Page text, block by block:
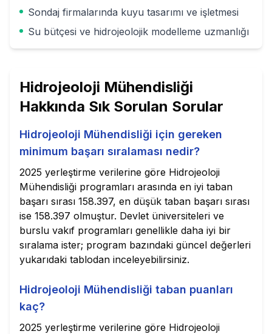
Sondaj firmalarında kuyu tasarımı ve işletmesi
Su bütçesi ve hidrojeolojik modelleme uzmanlığı
Hidrojeoloji Mühendisliği
Hakkında Sık Sorulan Sorular
Hidrojeoloji Mühendisliği için gereken
minimum başarı sıralaması nedir?
2025 yerleştirme verilerine göre Hidrojeoloji
Mühendisliği programları arasında en iyi taban
başarı sırası 158.397, en düşük taban başarı sırası
ise 158.397 olmuştur. Devlet üniversiteleri ve
burslu vakıf programları genellikle daha iyi bir
sıralama ister; program bazındaki güncel değerleri
yukarıdaki tablodan inceleyebilirsiniz.
Hidrojeoloji Mühendisliği taban puanları
kaç?
2025 yerleştirme verilerine göre Hidrojeoloji